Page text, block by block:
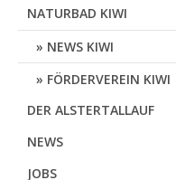
NATURBAD KIWI
NEWS KIWI
FÖRDERVEREIN KIWI
DER ALSTERTALLAUF
NEWS
JOBS